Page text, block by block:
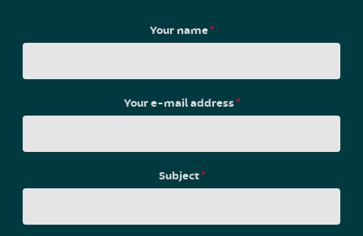
Your name*
Your e-mail address*
Subject*